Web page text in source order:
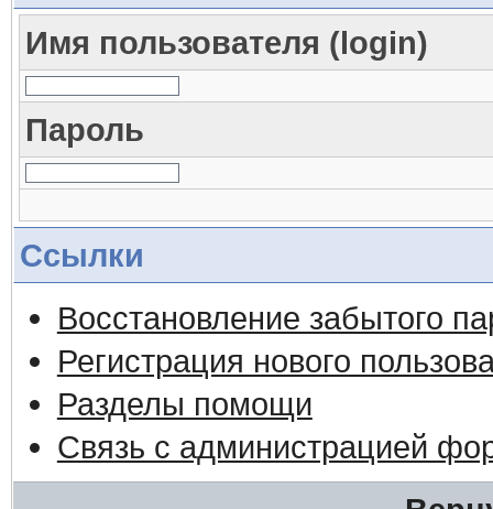
Имя пользователя (login)
Пароль
Ссылки
Восстановление забытого
Регистрация нового
Разделы помощи
Связь с администрацией